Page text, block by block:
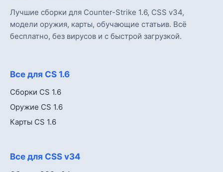
Лучшие сборки для Counter-Strike 1.6, CSS v34,
модели оружия, карты, обучающие статьив. Всё
бесплатно, без вирусов и с быстрой загрузкой.
Все для CS 1.6
Сборки CS 1.6
Оружие CS 1.6
Карты CS 1.6
Все для CSS v34